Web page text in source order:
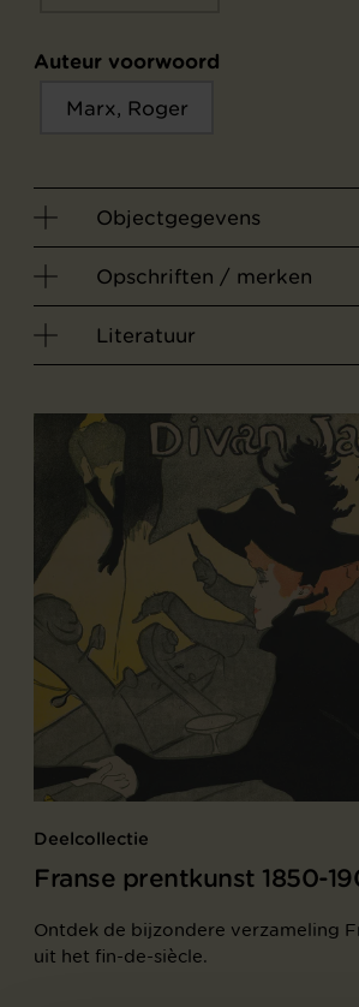
Auteur voorwoord
Marx, Roger
Objectgegevens
Opschriften / merken
Literatuur
Deelcollectie
Franse prentkunst 1850-
Ontdek de bijzondere verzameling
uit het fin-de-siècle.